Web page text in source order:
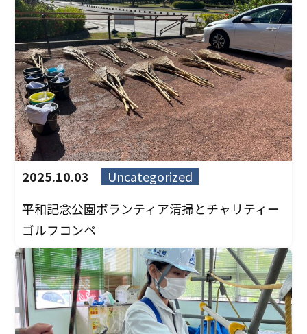
2025.10.03
Uncategorized
平和記念公園ボランティア清掃とチャリティー
ゴルフコンペ